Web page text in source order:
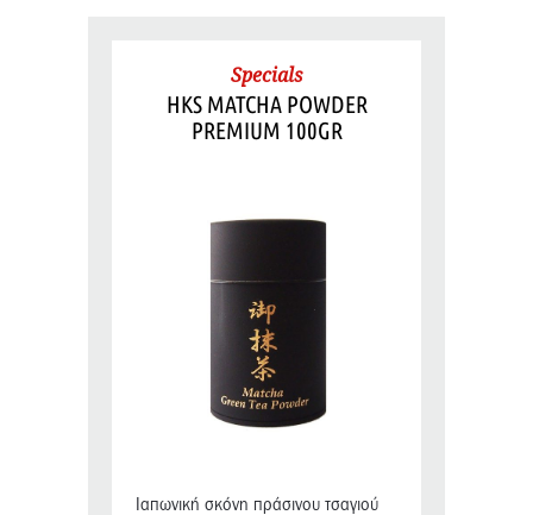
Specials
HKS MATCHA POWDER
PREMIUM 100GR
Ιαπωνική σκόνη πράσινου τσαγιού